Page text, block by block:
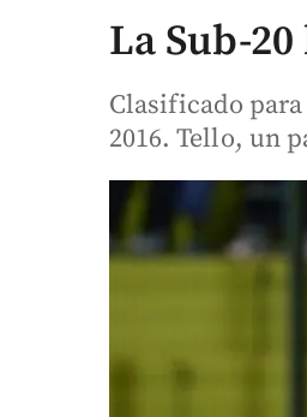
La Sub-
Clasificado
2016. Tello, un